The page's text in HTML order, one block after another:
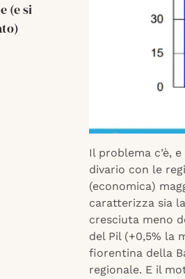
(e si
Il problema c’è,
divario con le
(economica)
caratterizza sia
cresciuta meno
del Pil (+0,5% la
fiorentina della
regionale. E il